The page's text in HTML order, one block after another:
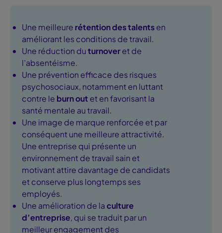
Une meilleure rétention des talentsen
améliorant les conditions de travail.
Une réduction duturnoveret de
l’absentéisme.
Une prévention efficace des risques
psychosociaux, notamment en luttant
contre le burn out et en favorisant la
santé mentale au travail.
Une image de marque renforcée et par
conséquent une meilleure attractivité.
Une entreprise qui présente un
environnement de travail sain et
motivant attire davantage de candidats
et conserve plus longtemps ses
employés.
Une amélioration de laculture
d’entreprise, qui se traduit par un
meilleur engagement des